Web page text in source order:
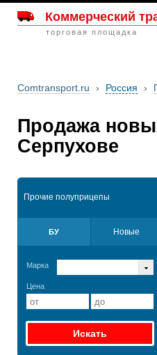
Коммерческий
торговая площадка
Comtransport.ru › Россия ›
Продажа
Серпухове
Прочие полуприцепы
БУ Новые
Марка
Цена